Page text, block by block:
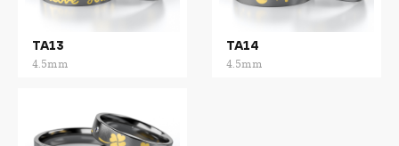
TA13
4.5mm
TA14
4.5mm